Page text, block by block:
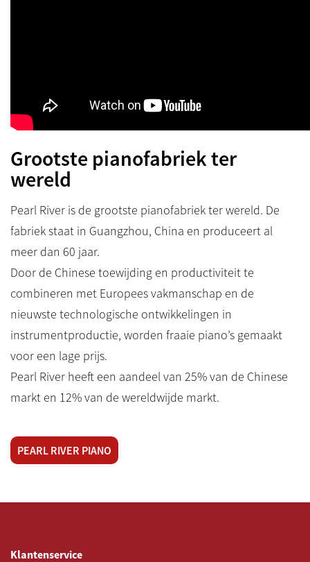
Grootste pianofabriek ter
wereld
Pearl River is de grootste pianofabriek ter wereld. De
fabriek staat in Guangzhou, China en produceert al
meer dan 60 jaar.
Door de Chinese toewijding en productiviteit te
combineren met Europees vakmanschap en de
nieuwste technologische ontwikkelingen in
instrumentproductie, worden fraaie piano’s gemaakt
voor een lage prijs.
Pearl River heeft een aandeel van 25% van de Chinese
markt en 12% van de wereldwijde markt.
PEARL RIVER PIANO
Klantenservice